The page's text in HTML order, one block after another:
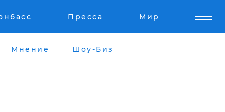
Пресса Мир
Мнение Шоу-Биз